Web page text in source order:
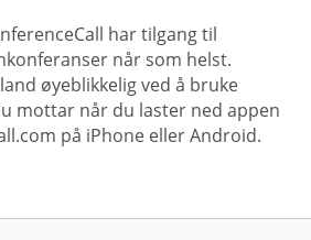
har tilgang til
når som helst.
øyeblikkelig ved å bruke
mottar når du laster ned appen
på iPhone eller Android.